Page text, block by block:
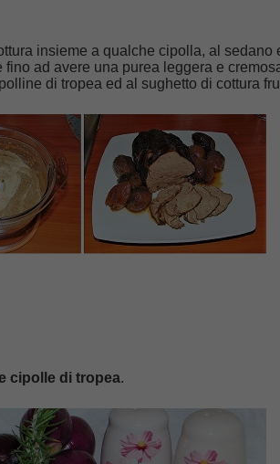
insieme a qualche cipolla, al sedano
ad avere una purea leggera e
di tropea ed al sughetto di cottura
cipolle di tropea.